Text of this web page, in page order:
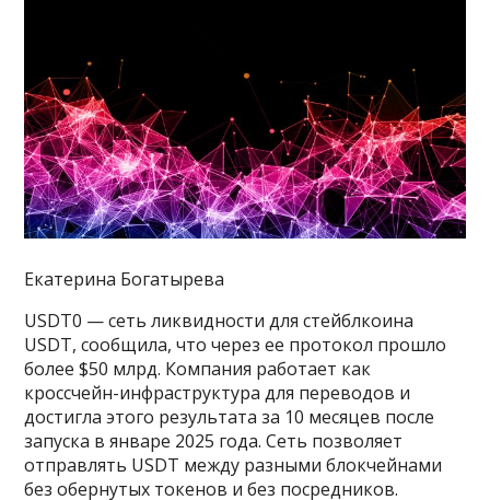
Екатерина Богатырева
USDT0 — сеть ликвидности для стейблкоина
USDT, сообщила, что через ее протокол прошло
более $50 млрд. Компания работает как
кроссчейн-инфраструктура для переводов и
достигла этого результата за 10 месяцев после
запуска в январе 2025 года. Сеть позволяет
отправлять USDT между разными блокчейнами
без обернутых токенов и без посредников.